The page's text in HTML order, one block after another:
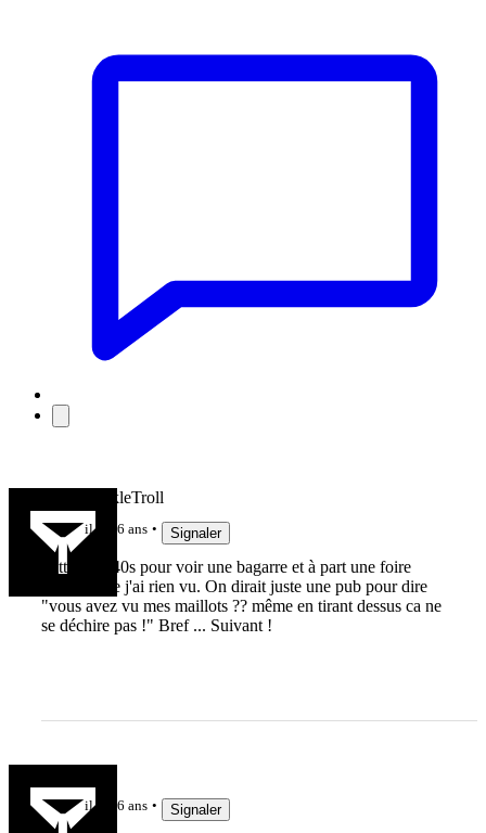
hukhukhukleTroll
il y a 6 ans Signaler
J'attendus 40s pour voir une bagarre et à part une foire
d'empoigne j'ai rien vu. On dirait juste une pub pour dire
"vous avez vu mes maillots ?? même en tirant dessus ca ne
se déchire pas !" Bref ... Suivant !
il y a 6 ans Signaler